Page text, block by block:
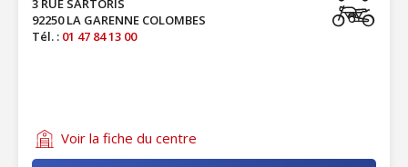
3 RUE SARTORIS
92250 LA GARENNE COLOMBES
Tél. : 01 47 84 13 00
Voir la fiche du centre